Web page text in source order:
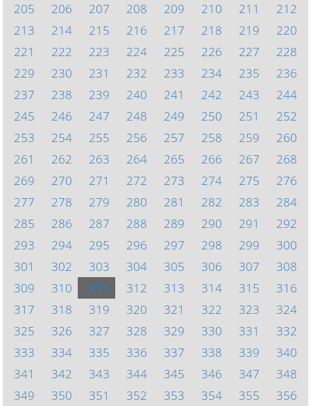
205
206 207 208 209 210 211
212
213
214 215 216 217 218 219
220
221
222 223 224 225 226 227
228
229
230 231 232 233 234 235
236
237
238 239 240 241 242 243
244
245
246 247 248 249 250 251
252
253
254 255 256 257 258 259
260
261
262 263 264 265 266 267
268
269
270 271 272 273 274 275
276
277
278 279 280 281 282 283
284
285
286 287 288 289 290 291
292
293
294 295 296 297 298 299
300
301
302 303 304 305 306 307
308
309
310 311 312 313 314 315
316
317
318 319 320 321 322 323
324
325
326 327 328 329 330 331
332
333
334 335 336 337 338 339
340
341
342 343 344 345 346 347
348
349
350 351 352 353 354 355 356